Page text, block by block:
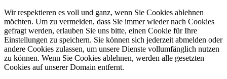
Wir respektieren es voll und ganz, wenn Sie Cookies ablehnen
möchten. Um zu vermeiden, dass Sie immer wieder nach Cookies
gefragt werden, erlauben Sie uns bitte, einen Cookie für Ihre
Einstellungen zu speichern. Sie können sich jederzeit abmelden oder
andere Cookies zulassen, um unsere Dienste vollumfänglich nutzen
zu können. Wenn Sie Cookies ablehnen, werden alle gesetzten
Cookies auf unserer Domain entfernt.